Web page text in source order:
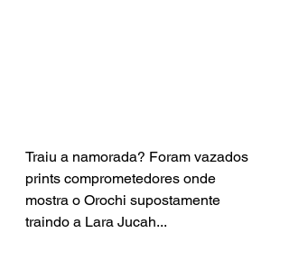
Traiu a namorada? Foram vazados
prints comprometedores onde
mostra o Orochi supostamente
traindo a Lara Jucah...